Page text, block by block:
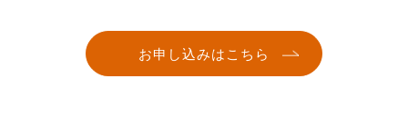
お申し込みはこちら